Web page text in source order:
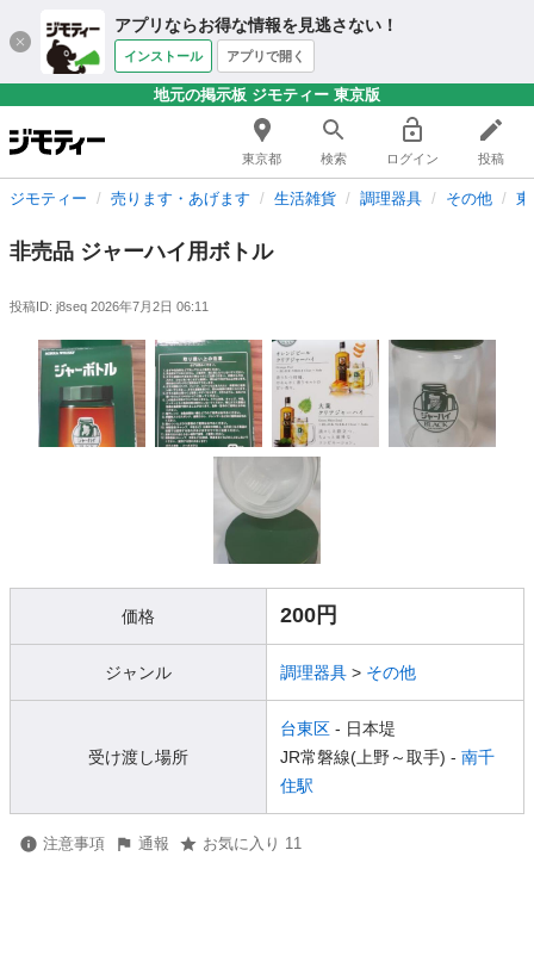
アプリならお得な情報を見逃さない！
インストール アプリで開く
地元の掲示板 ジモティー 東京版
東京都 検索 ログイン 投稿
ジモティー 売ります・あげます 生活雑貨 調理器具 その他
非売品 ジャーハイ用ボトル
投稿ID: j8seq 2026年7月2日 06:11
価格 200円
ジャンル 調理器具 > その他
受け渡し場所
台東区 - 日本堤
JR常磐線(上野～取手) - 南千
住駅
注意事項 通報 お気に入り 11